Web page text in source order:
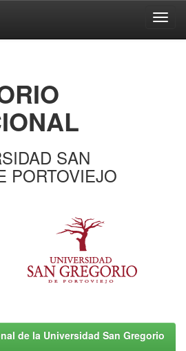
SAN
PORTOVIEJO
de la Universidad San Gregorio